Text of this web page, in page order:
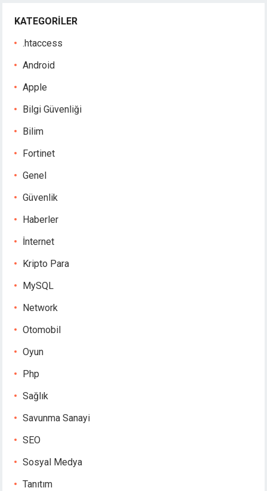
KATEGORILER
.htaccess
Android
Apple
Bilgi Güvenliği
Bilim
Fortinet
Genel
Güvenlik
Haberler
İnternet
Kripto Para
MySQL
Network
Otomobil
Oyun
Php
Sağlık
Savunma Sanayi
SEO
Sosyal Medya
Tanıtım